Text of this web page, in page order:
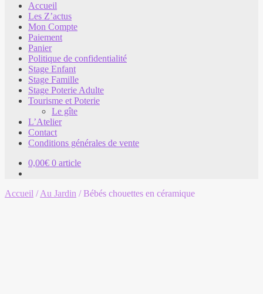
Accueil
Les Z’actus
Mon Compte
Paiement
Panier
Politique de confidentialité
Stage Enfant
Stage Famille
Stage Poterie Adulte
Tourisme et Poterie
Le gîte
L’Atelier
Contact
Conditions générales de vente
0,00€ 0 article
Accueil /Au Jardin /Bébés chouettes en céramique